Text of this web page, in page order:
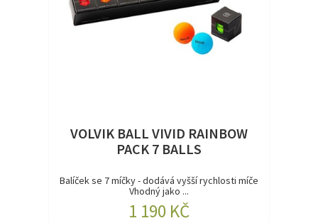
VOLVIK BALL VIVID RAINBOW
PACK 7 BALLS
Balíček se 7 míčky - dodává vyšší rychlosti míče
Vhodný jako ...
1 190 KČ